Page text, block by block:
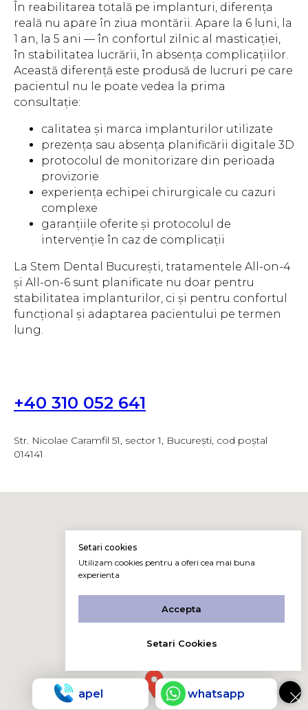
În reabilitarea totală pe implanturi, diferența
reală nu apare în ziua montării. Apare la 6 luni, la
1 an, la 5 ani — în confortul zilnic al masticației,
în stabilitatea lucrării, în absența complicațiilor.
Această diferență este produsă de lucruri pe care
pacientul nu le poate vedea la prima
consultație:
calitatea și marca implanturilor utilizate
prezența sau absența planificării digitale 3D
protocolul de monitorizare din perioada
provizorie
experiența echipei chirurgicale cu cazuri
complexe
garanțiile oferite și protocolul de
intervenție în caz de complicații
La Stem Dental București, tratamentele All-on-4
și All-on-6 sunt planificate nu doar pentru
stabilitatea implanturilor, ci și pentru confortul
funcțional și adaptarea pacientului pe termen
lung.
whatsapp
apel
Setari cookies
Utilizam cookies pentru a oferi cea mai buna
experienta
Accepta
Setari Cookies
+40 310 052 641
Str. Nicolae Caramfil 51, sector 1, București, cod poștal
014141